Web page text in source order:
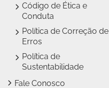
Código de Ética e
Conduta
Política de Correção de
Erros
Política de
Sustentabilidade
Fale Conosco